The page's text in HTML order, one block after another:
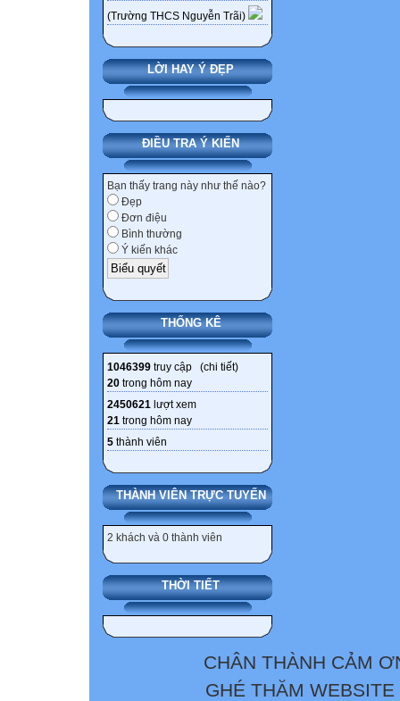
(Trường THCS Nguyễn Trãi)
LỜI HAY Ý ĐẸP
ĐIỀU TRA Ý KIẾN
Bạn thấy trang này như thế nào?
Đẹp
Đơn điệu
Bình thường
Ý kiến khác
THỐNG KÊ
1046399 truy cập (chi tiết)
20 trong hôm nay
2450621 lượt xem
21 trong hôm nay
5 thành viên
THÀNH VIÊN TRỰC TUYẾN
2 khách và 0 thành viên
THỜI TIẾT
CHÂN THÀNH CẢM
GHÉ THĂM